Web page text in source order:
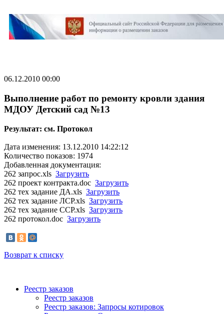
06.12.2010 00:00
Выполнение работ по ремонту кровли здания
МДОУ Детский сад №13
Результат: см. Протокол
Дата изменения: 13.12.2010 14:22:12
Количество показов: 1974
Добавленная документация:
262 запрос.xls Загрузить
262 проект контракта.doc Загрузить
262 тех задание ДА.xls Загрузить
262 тех задание ЛСР.xls Загрузить
262 тех задание ССР.xls Загрузить
262 протокол.doc Загрузить
Возврат к списку
Реестр заказов
Реестр заказов
Реестр заказов: Запросы котировок